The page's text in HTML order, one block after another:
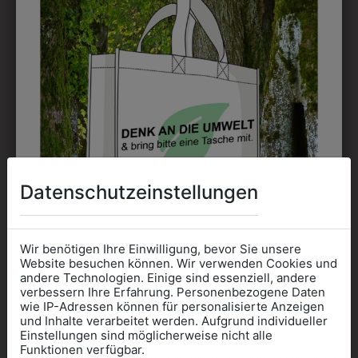
EMBLEM
Kann gestickt oder bedruckt werden. Sehr vielseitig
einsetzbar und beim Sticken wieder ab 1 Stück
möglich.
DRUCK
kostet jede Farbe extra und ist erst ab 12 Stück
möglich. Waschbar bis zu 60°C.
DAS KÖNNTE IHNEN
Datenschutzeinstellungen
Wir benötigen Ihre Einwilligung, bevor Sie unsere
Website besuchen können. Wir verwenden Cookies und
andere Technologien. Einige sind essenziell, andere
verbessern Ihre Erfahrung. Personenbezogene Daten
wie IP-Adressen können für personalisierte Anzeigen
und Inhalte verarbeitet werden. Aufgrund individueller
Einstellungen sind möglicherweise nicht alle
Funktionen verfügbar.
Informationen wenn Sie
Kleidung